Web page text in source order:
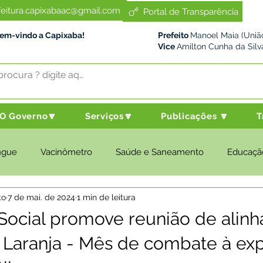
Portal de Transparência
vindo a Capixaba! Prefeito Manoel Maia
ViceAmilton Cunha da
O Governo🔽 Serviços🔽 Publicações 🔽
Vacinômetro Saúde e Saneamento
e Meio Ambiente Desenvolvimento Social
e Governo Políticas Públicas Nota de Pesar
promove reunião de
- Mês de combate à
7 de mai. de 20241 min de leitura